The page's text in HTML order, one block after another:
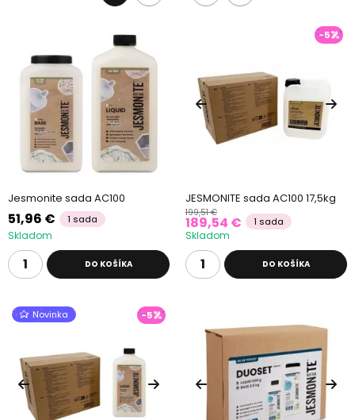
Jesmonite sada AC100
51,96 € 1 sada
Skladom
DO KOŠÍKA
-5
JESMONITE sada AC100 17,5kg
199,51 €
189,54 € 1 sada
Skladom
DO KOŠÍKA
Novinka -5